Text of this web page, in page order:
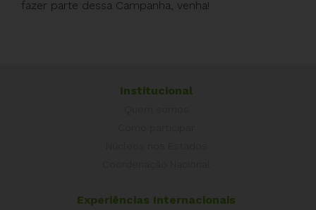
fazer parte dessa Campanha, venha!
Institucional
Experiências Internacionais